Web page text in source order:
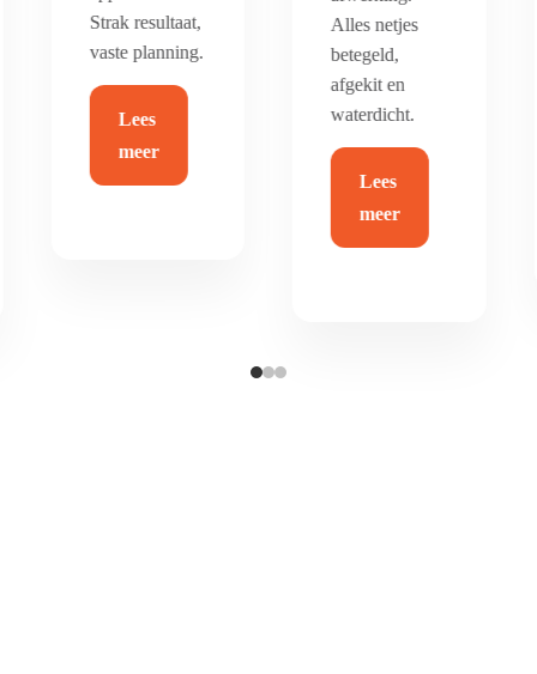
Alles netjes
betegeld,
afgekit en
waterdicht.
Lees
duurzaam en
helemaal van
nu.
Lees
meer